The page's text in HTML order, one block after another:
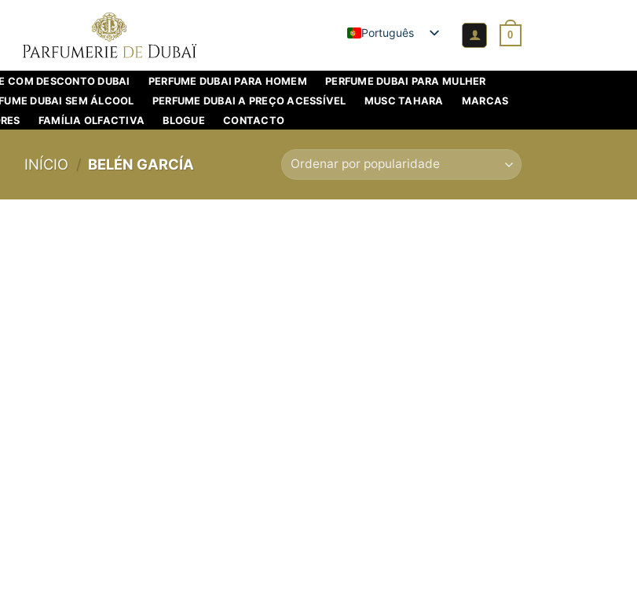
Português 0
COM DESCONTO DUBAI PERFUME DUBAI PARA HOMEM
PERFUME DUBAI PARA MULHER
DUBAI SEM ÁLCOOL PERFUME DUBAI A PREÇO ACESSÍVEL MUSC TAHARA
MARCAS
FAMÍLIA OLFACTIVA BLOGUE CONTACTO
INÍCIO / BELÉN GARCÍA